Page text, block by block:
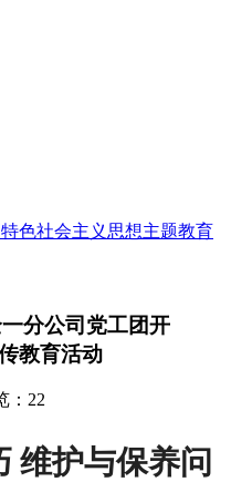
色社会主义思想主题教育
分公司党工团开
教育活动
：22
维护与保养问